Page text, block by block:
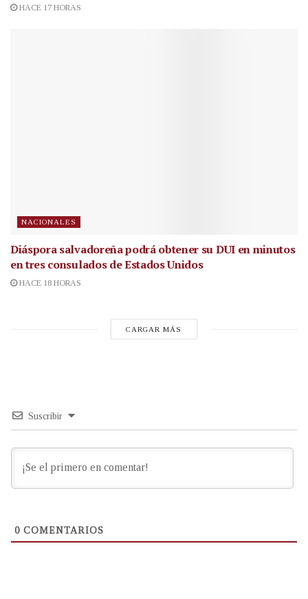
HACE 17 HORAS
NACIONALES
Diáspora salvadoreña podrá obtener su DUI en minutos
en tres consulados de Estados Unidos
HACE 18 HORAS
CARGAR MÁS
Suscribir
0 COMENTARIOS